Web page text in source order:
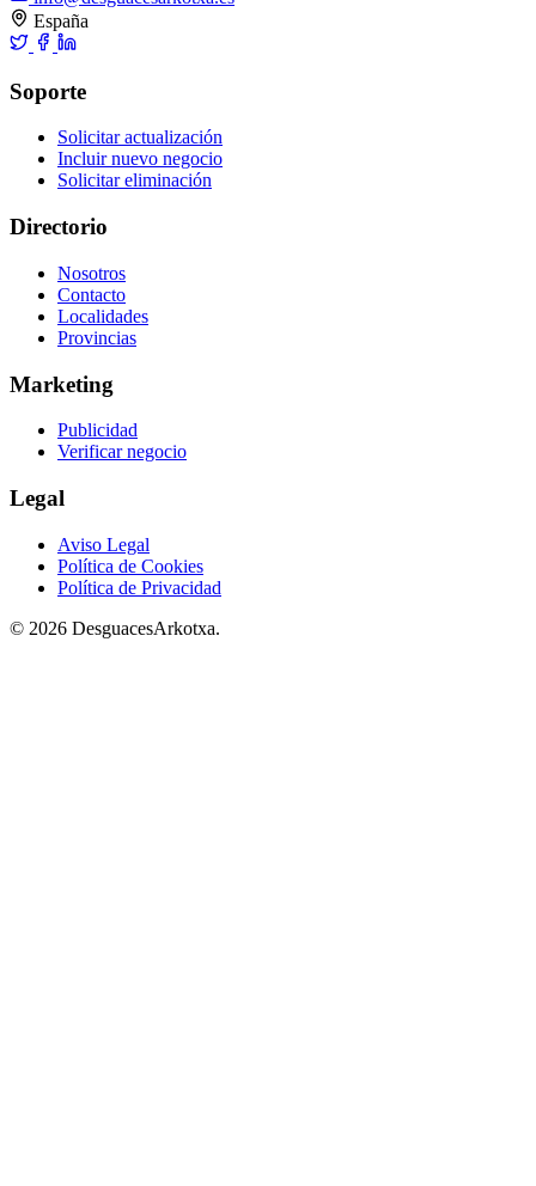
España
Soporte
Solicitar actualización
Incluir nuevo negocio
Solicitar eliminación
Directorio
Nosotros
Contacto
Localidades
Provincias
Marketing
Publicidad
Verificar negocio
Legal
Aviso Legal
Política de Cookies
Política de Privacidad
© 2026 DesguacesArkotxa.